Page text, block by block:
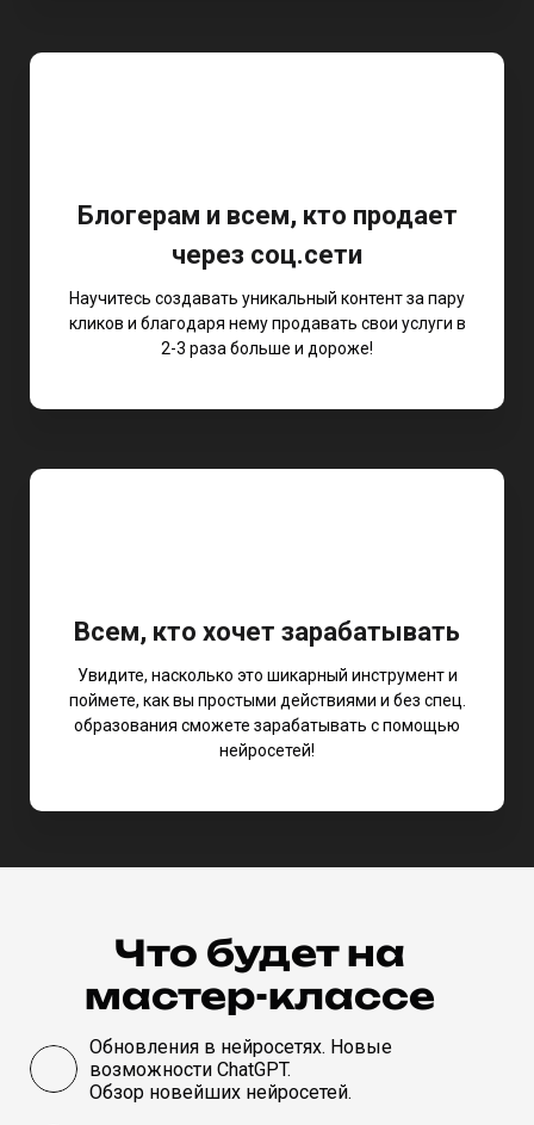
Блогерам и всем, кто продает
через соц.сети
Научитесь создавать уникальный контент за пару
кликов и благодаря нему продавать свои услуги в
2-3 раза больше и дороже!
Всем, кто хочет зарабатывать
Увидите, насколько это шикарный инструмент и
поймете, как вы простыми действиями и без спец.
образования сможете зарабатывать с помощью
нейросетей!
Обновления в нейросетях. Новые
возможности ChatGPT.
Обзор новейших нейросетей.
Что будет на
мастер-классе